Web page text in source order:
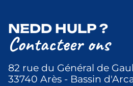
NEDD HULP ?
Contacteer ons
82 rue du Général de
33740 Arès - Bassin